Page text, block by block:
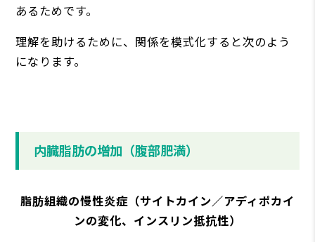
あるためです。
理解を助けるために、関係を模式化すると次のよう
になります。
内臓脂肪の増加（腹部肥満）
脂肪組織の慢性炎症（サイトカイン／アディポカイ
ンの変化、インスリン抵抗性）